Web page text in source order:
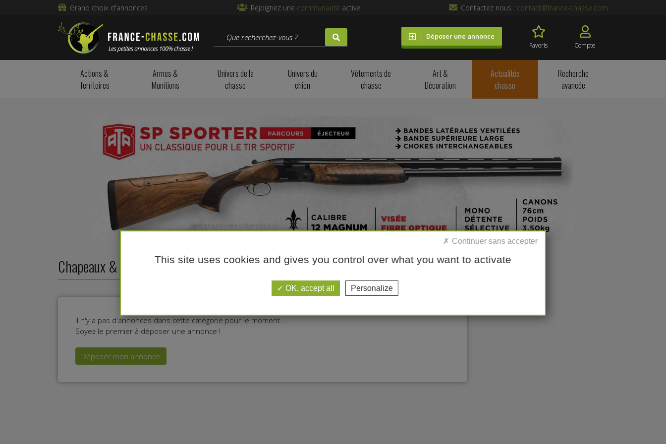
Grand choix d'annonces Rejoignez une communauté active Contactez nous : contact@france-chasse.com
Déposer une annonce
Favoris Compte
Actions &
Territoires
Armes &
Munitions
Univers de la
chasse
Univers du
chien
Vêtements de
chasse
Art &
Décoration
Actualités
chasse
Recherche
avancée
Chapeaux & casquettes de chasse
Il n'y a pas d'annonces dans cette catégorie pour le moment.
Soyez le premier à déposer une annonce !
Déposer mon annonce
This site uses cookies and gives you control over what you want to activate
OK, accept all Personalize